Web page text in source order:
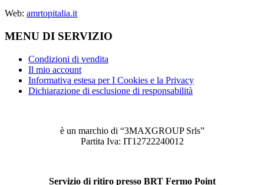
Web: amrtopitalia.it
MENU DI SERVIZIO
Condizioni di vendita
Il mio account
Informativa estesa per I Cookies e la Privacy
Dichiarazione di esclusione di responsabilità
è un marchio di “3MAXGROUP Srls”
Partita Iva: IT12722240012
Servizio di ritiro presso BRT Fermo Point